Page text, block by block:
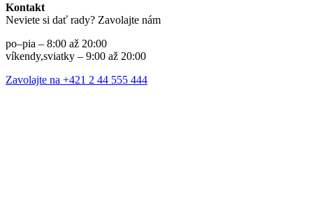
Kontakt
Neviete si dať rady? Zavolajte nám
po–pia – 8:00 až 20:00
víkendy,sviatky – 9:00 až 20:00
Zavolajte na +421 2 44 555 444